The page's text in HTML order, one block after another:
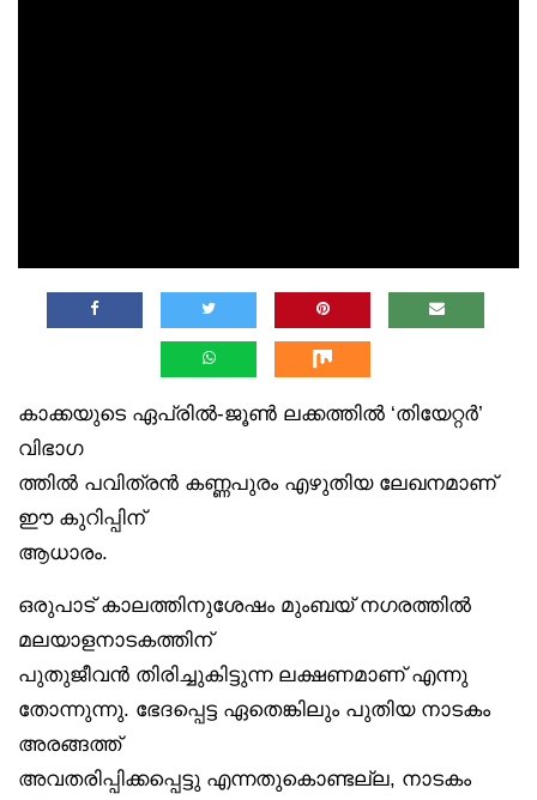
കാക്കയുടെ ഏപ്രിൽ-ജൂൺ ലക്കത്തിൽ ‘തിയേറ്റർ’
വിഭാഗ
ത്തിൽ പവിത്രൻ കണ്ണപുരം എഴുതിയ ലേഖനമാണ്
ഈ കുറിപ്പിന്
ആധാരം.
ഒരുപാട് കാലത്തിനുശേഷം മുംബയ് നഗരത്തിൽ
മലയാളനാടകത്തിന്
പുതുജീവൻ തിരിച്ചുകിട്ടുന്ന ലക്ഷണമാണ് എന്നു
തോന്നുന്നു. ഭേദപ്പെട്ട ഏതെങ്കിലും പുതിയ നാടകം
അരങ്ങത്ത്
അവതരിപ്പിക്കപ്പെട്ടു എന്നതുകൊണ്ടല്ല, നാടകം